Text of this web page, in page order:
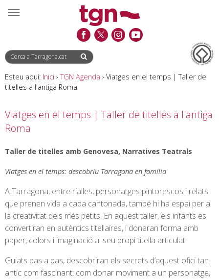
Saltar
al
Saltar
a
Informació
de
Esteu aquí: Inici › TGN Agenda › Viatges en el temps | Taller de
titelles a l'antiga Roma
Viatges en el temps | Taller de titelles a l'antiga
Roma
Taller de titelles amb Genovesa, Narratives Teatrals
Viatges en el temps: descobriu Tarragona en família
A Tarragona, entre rialles, personatges pintorescos i relats
que prenen vida a cada cantonada, també hi ha espai per a
la creativitat dels més petits. En aquest taller, els infants es
convertiran en autèntics titellaires, i donaran forma amb
paper, colors i imaginació al seu propi titella articulat.
Guiats pas a pas, descobriran els secrets d’aquest ofici tan
antic com fascinant: com donar moviment a un personatge,